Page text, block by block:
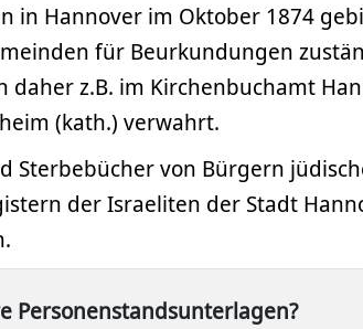
in Hannover im Oktober 1874
für Beurkundungen
daher z.B. im Kirchenbuchamt
(kath.) verwahrt.
Sterbebücher von Bürgern
der Israeliten der Stadt
Personenstandsunterlagen?